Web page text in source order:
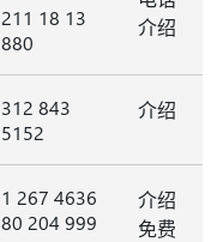
211 18 13
880
介绍
312 843
5152
介绍
1 267 4636
80 204 999
介绍
免费